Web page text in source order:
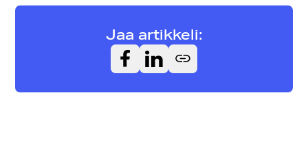
Jaa artikkeli: